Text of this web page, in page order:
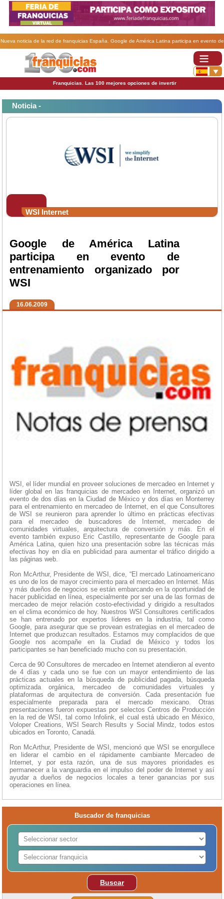
Nueva noticia de la red de franquicias España. Google de América Latina participa en evento de
entrenamiento organizado por WSI .
Franquicias. Las 100 mejores opciones de invertir
Noticia -
WSI Internet
Google de América Latina
participa en evento de
entrenamiento organizado por
WSI
16.06.2009
WSI, el líder mundial en proveer soluciones de mercadeo en Internet y
líder global en las franquicias de mercadeo en Internet, organizó un
evento de dos días en la Ciudad de México y dos días en Monterrey
para el entrenamiento en mercadeo de Internet, en el que Consultores
de WSI se reunieron para aprender lo último en prácticas efectivas
para el mercadeo de buscadores de Internet, mercadeo de
comunidades virtuales, arquitectura de conversión y más. En el
evento también expuso Eric Castillo, representante de Google para
América Latina, quien hizo una presentación sobre las técnicas más
efectivas hoy en día en publicidad para aumentar el tráfico dirigido a
las páginas web.
Ron McArthur, Presidente de WSI, dice, “El mercado Latinoamericano
es uno de los de mayor crecimiento para el mercadeo en Internet. Más
y más dueños de negocios se están embarcando en la oportunidad de
hacer publicidad en línea, especialmente por ser una de las formas de
mercadeo de mejor relación costo-efectividad y dirigido a resultados
en el clima económico de hoy. Nuestros WSI Consultores certificados
se han entrenado por expertos líderes en la industria, tal como
Google, para asegurar que se provean estrategias en el mercadeo de
Internet que produzcan resultados. Estamos muy complacidos de que
Google nos acompañe en la Ciudad de México y todos los
participantes se han beneficiado mucho con su presentación.
Cerca de 90 Consultores de mercadeo en Internet atendieron al evento
de 4 días y cada uno se fue con un mayor entendimiento de las
prácticas actuales en la búsqueda de publicidad pagada, búsqueda
optimizada orgánica, mercadeo de comunidades virtuales y
plataformas de arquitectura de conversión. Cada presentación fue
especialmente preparada para el mercado mexicano. Otras
presentaciones fueron expuestas por selectos Centros de Producción
en la red de WSI, tal como Infolink, el cual está ubicado en México,
Voloper Creations, WSI Search Results y Social Mindz, todos estos
ubicados en Toronto, Canadá.
Ron McArthur, Presidente de WSI, mencionó que WSI se enorgullece
en liderar el cambio en el rápidamente cambiante Mercadeo de
Internet, y por esta razón, una de sus mayores prioridades es
permanecer a la vanguardia en el impulso del poder de Internet y así
ayudar a dueños de negocios locales a tener ganancias por sus
operaciones en línea.
Buscador de franquicias
Buscar